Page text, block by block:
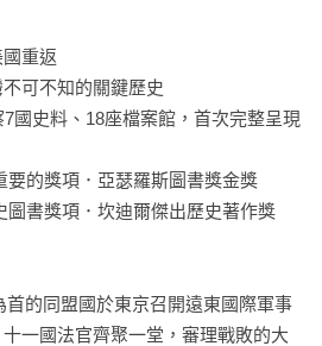
重返
可不知的關鍵歷史
國史料、18座檔案館，首次完整呈現
的獎項．亞瑟羅斯圖書獎金獎
書獎項．坎迪爾傑出歷史著作獎
首的同盟國於東京召開遠東國際軍事
一國法官齊聚一堂，審理戰敗的大